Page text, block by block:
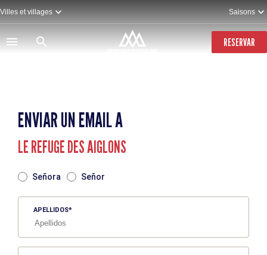
Pasar
al
contenido
principal
Villes et villages Saisons
RESERVAR
ENVIAR UN EMAIL A
LE REFUGE DES AIGLONS
Señora Señor
APELLIDOS